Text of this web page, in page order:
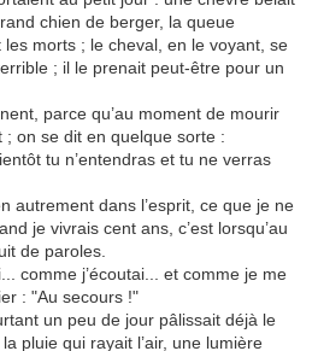
chien de berger, la queue
morts ; le cheval, en le voyant, se
; il le prenait peut-être pour un
parce qu’au moment de mourir
on se dit en quelque sorte :
tu n’entendras et tu ne verras
autrement dans l’esprit, ce que je ne
je vivrais cent ans, c’est lorsqu’au
de paroles.
comme j’écoutai... et comme je me
: "Au secours !"
un peu de jour pâlissait déjà le
pluie qui rayait l’air, une lumière